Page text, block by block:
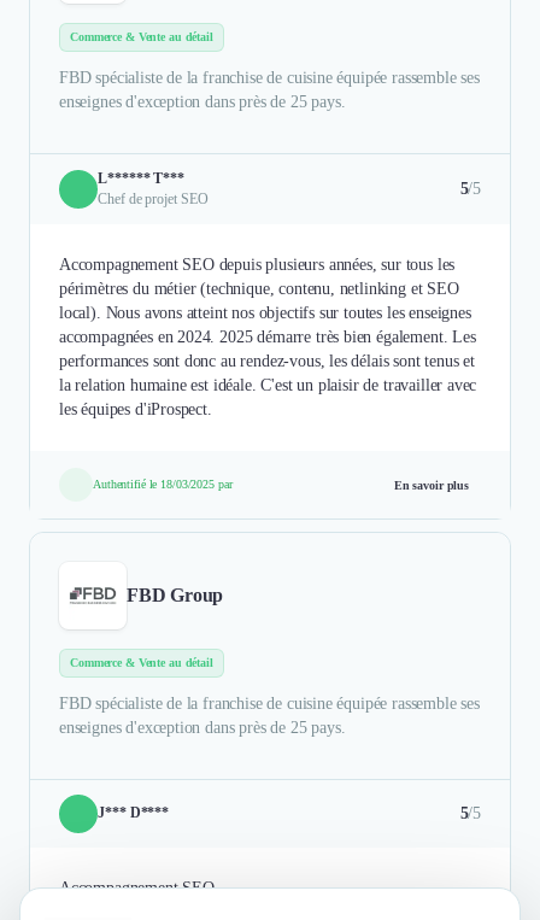
Commerce & Vente au détail
FBD spécialiste de la franchise de cuisine équipée rassemble ses
enseignes d'exception dans près de 25 pays.
L****** T***
Chef de projet SEO
5/5
Accompagnement SEO depuis plusieurs années, sur tous les
périmètres du métier (technique, contenu, netlinking et SEO
local). Nous avons atteint nos objectifs sur toutes les enseignes
accompagnées en 2024. 2025 démarre très bien également. Les
performances sont donc au rendez-vous, les délais sont tenus et
la relation humaine est idéale. C'est un plaisir de travailler avec
les équipes d'iProspect.
Authentifié le 18/03/2025 par En savoir plus
FBD Group
Commerce & Vente au détail
FBD spécialiste de la franchise de cuisine équipée rassemble ses
enseignes d'exception dans près de 25 pays.
J*** D**** 5/5
Accompagnement SEO.